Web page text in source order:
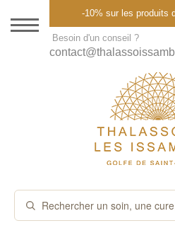
DESTINATION
THALASSO SPA
CURES ET FORFAITS
SOINS À LA CARTE
ABONNEMENTS
-10% sur les produits
Besoin d'un conseil ?